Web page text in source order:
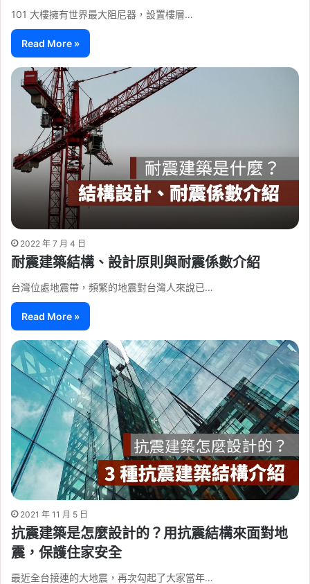
101 大樓擁有世界最大阻尼器，設置樓層…
Read More »
2022 年 7 月 4 日
耐震建築結構、設計原則與耐震係數介紹
台灣位處地震帶，頻繁的地震對台灣人來說已…
Read More »
2021 年 11 月 5 日
抗震建築是怎麼設計的？用抗震結構來面對地
震，保護住家安全
最近全台接連的大地震，再次勾起了大家當年…